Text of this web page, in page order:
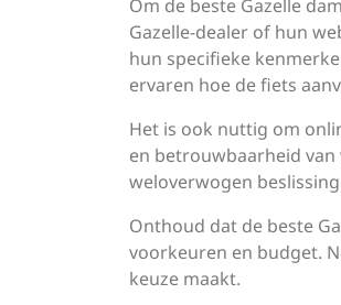
Om de beste Gazelle
Gazelle-dealer of hun
hun specifieke
ervaren hoe de fiets
Het is ook nuttig om
en betrouwbaarheid van
weloverwogen
Onthoud dat de beste
voorkeuren en budget.
keuze maakt.